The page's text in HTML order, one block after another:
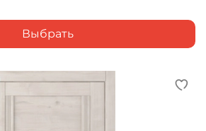
Выбрать